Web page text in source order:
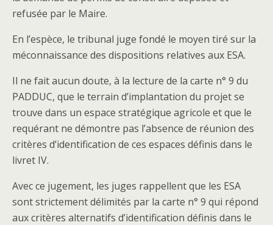
refusée par le Maire.
En l’espèce, le tribunal juge fondé le moyen tiré sur la
méconnaissance des dispositions relatives aux ESA.
Il ne fait aucun doute, à la lecture de la carte n° 9 du
PADDUC, que le terrain d’implantation du projet se
trouve dans un espace stratégique agricole et que le
requérant ne démontre pas l’absence de réunion des
critères d’identification de ces espaces définis dans le
livret IV.
Avec ce jugement, les juges rappellent que les ESA
sont strictement délimités par la carte n° 9 qui répond
aux critères alternatifs d’identification définis dans le